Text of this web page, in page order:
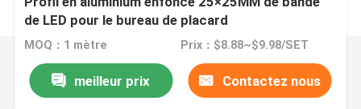
de LED pour le bureau de placard
MOQ：1 mètre Prix：$8.88~$9.98/SET
meilleur prix Contactez nous